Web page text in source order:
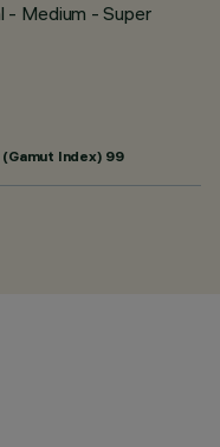
- Medium - Super
Index) 99